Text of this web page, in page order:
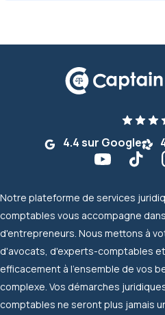
4.4 sur Google
Notre plateforme de services
comptables vous accompagne
d'entrepreneurs. Nous mettons à
d'avocats, d'experts-comptables
efficacement à l'ensemble de vos
complexe. Vos démarches
comptables ne seront plus jamais